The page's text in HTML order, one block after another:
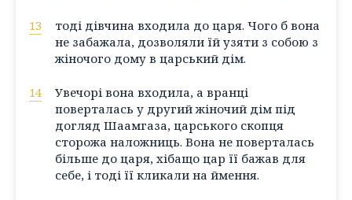
13
тоді дівчина входила до царя. Чого б вона
не забажала, дозволяли їй узяти з собою з
жіночого дому в царський дім.
14
Увечорі вона входила, а вранці
поверталась у другий жіночий дім під
догляд Шаамгаза, царського скопця
сторожа наложниць. Вона не поверталась
більше до царя, хібащо цар її бажав для
себе, і тоді її кликали на ймення.